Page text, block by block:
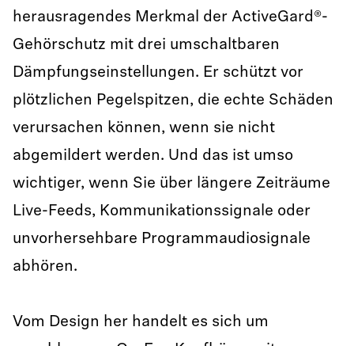
herausragendes Merkmal der ActiveGard®-
Gehörschutz mit drei umschaltbaren
Dämpfungseinstellungen. Er schützt vor
plötzlichen Pegelspitzen, die echte Schäden
verursachen können, wenn sie nicht
abgemildert werden. Und das ist umso
wichtiger, wenn Sie über längere Zeiträume
Live-Feeds, Kommunikationssignale oder
unvorhersehbare Programmaudiosignale
abhören.
Vom Design her handelt es sich um